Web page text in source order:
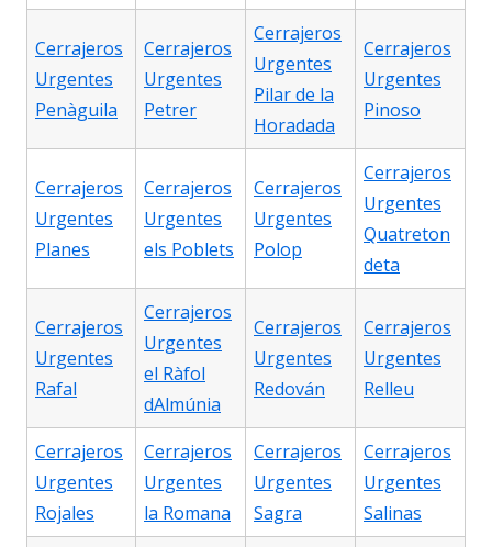
Cerrajeros
Urgentes
Penàguila
Cerrajeros
Urgentes
Petrer
Cerrajeros
Urgentes
Pilar de la
Horadada
Cerrajeros
Urgentes
Pinoso
Cerrajeros
Urgentes
Planes
Cerrajeros
Urgentes
els Poblets
Cerrajeros
Urgentes
Polop
Cerrajeros
Urgentes
Quatreton
deta
Cerrajeros
Urgentes
Rafal
Cerrajeros
Urgentes
el Ràfol
dAlmúnia
Cerrajeros
Urgentes
Redován
Cerrajeros
Urgentes
Relleu
Cerrajeros
Urgentes
Rojales
Cerrajeros
Urgentes
la Romana
Cerrajeros
Urgentes
Sagra
Cerrajeros
Urgentes
Salinas